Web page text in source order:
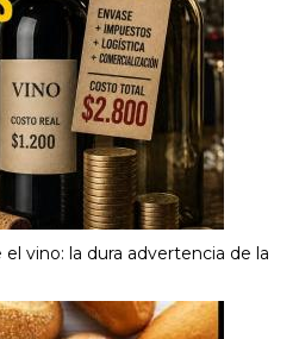
vino: la dura advertencia de la